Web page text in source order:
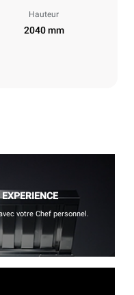
Hauteur
2040 mm
votre Chef personnel.